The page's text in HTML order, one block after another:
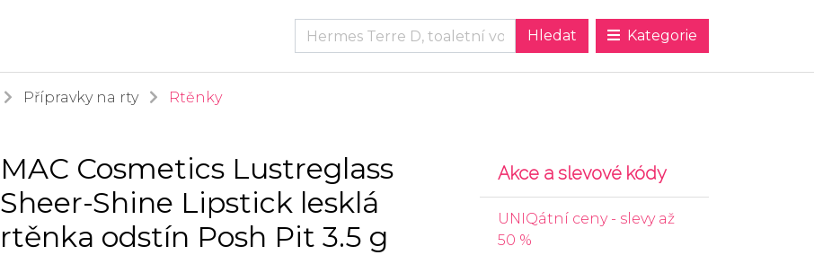
Kategorie
Přípravky na rty Rtěnky
MAC Cosmetics Lustreglass
Sheer-Shine Lipstick lesklá
rtěnka odstín Posh Pit 3.5 g
Akce a slevové kódy
UNIQátní ceny - slevy až
50 %